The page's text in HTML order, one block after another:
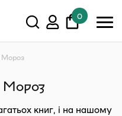
0
Мороз
Мороз
книг, і на нашому